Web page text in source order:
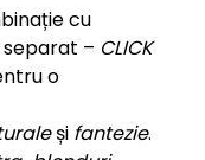
cu
– CLICK
o
și fantezie.